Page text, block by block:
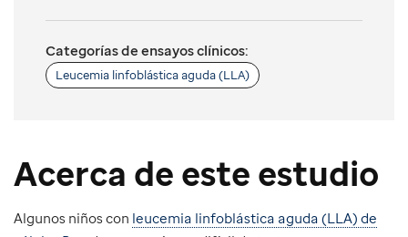
Acerca de este estudio
Algunos niños con leucemia linfoblástica aguda (LLA) de
Categorías de ensayos clínicos:
Leucemia linfoblástica aguda (LLA)